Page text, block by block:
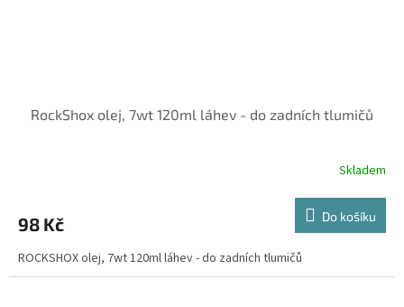
RockShox olej, 7wt 120ml láhev - do zadních tlumičů
Skladem
98 Kč Do košíku
ROCKSHOX olej, 7wt 120ml láhev - do zadních tlumičů